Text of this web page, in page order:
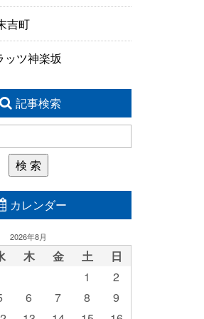
吉町
ッツ神楽坂
記事検索
カレンダー
2026年8月
木 金 土
日
1
2
6 7 8
9